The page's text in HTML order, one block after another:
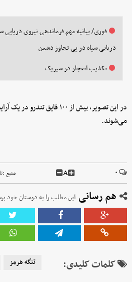
فوری/ بیانیه مهم فرماندهی نیروی دریایی
دریایی سپاه در پی تجاوز دشمن
تکذیب انفجار در سیریک
در این تصویر، بیش از ۱۰۰
می‌شوند.
۰ A منبع :
هم رسانی این مطلب را به دوستان خود
کلمات کلیدی: تنگه هرمز